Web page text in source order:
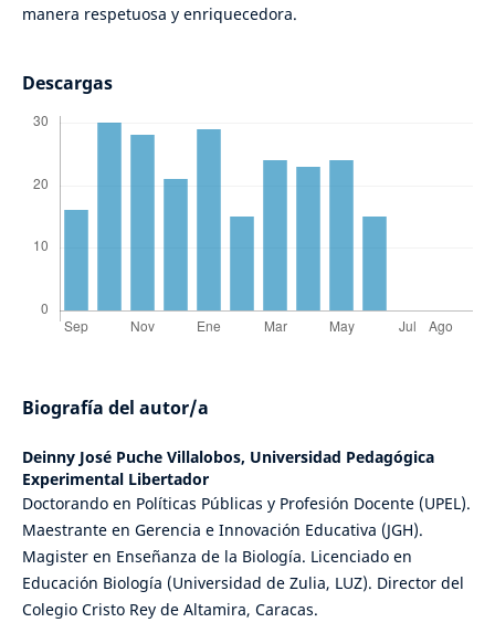
manera respetuosa y enriquecedora.
Descargas
Biografía del autor/a
Deinny José Puche Villalobos, Universidad Pedagógica
Experimental Libertador
Doctorando en Políticas Públicas y Profesión Docente (UPEL).
Maestrante en Gerencia e Innovación Educativa (JGH).
Magister en Enseñanza de la Biología. Licenciado en
Educación Biología (Universidad de Zulia, LUZ). Director del
Colegio Cristo Rey de Altamira, Caracas.